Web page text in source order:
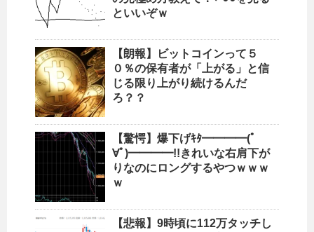
といいぞｗ
【朗報】ビットコインって５
０％の保有者が「上がる」と信
じる限り上がり続けるんだ
ろ？？
【驚愕】爆下げｷﾀ━━━━(ﾟ
∀ﾟ)━━━━!!きれいな右肩下が
りなのにロングするやつｗｗｗ
ｗ
【悲報】9時頃に112万タッチし